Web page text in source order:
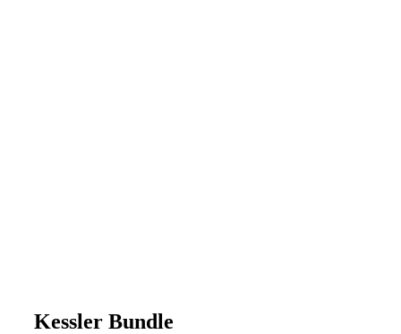
Kessler Bundle